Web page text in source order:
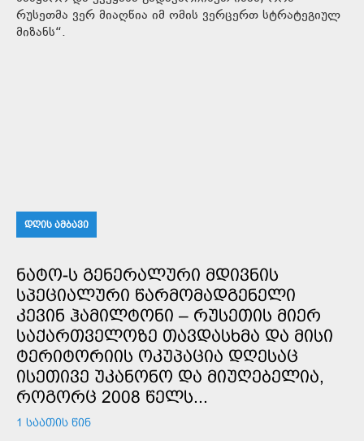
რუსეთმა ვერ მიაღწია იმ ომის ვერცერთ სტრატეგიულ
მიზანს“.
ᲓᲦᲘᲡ ᲐᲛᲑᲐᲕᲘ
ᲜᲐᲢᲝ-Ს ᲒᲔᲜᲔᲠᲐᲚᲣᲠᲘ ᲛᲓᲘᲕᲜᲘᲡ
ᲡᲞᲔᲪᲘᲐᲚᲣᲠᲘ ᲬᲐᲠᲛᲝᲛᲐᲓᲒᲔᲜᲔᲚᲘ
ᲙᲔᲕᲘᲜ ᲰᲐᲛᲘᲚᲢᲝᲜᲘ – ᲠᲣᲡᲔᲗᲘᲡ ᲛᲘᲔᲠ
ᲡᲐᲥᲐᲠᲗᲕᲔᲚᲝᲖᲔ ᲗᲐᲕᲓᲐᲡᲮᲛᲐ ᲓᲐ ᲛᲘᲡᲘ
ᲢᲔᲠᲘᲢᲝᲠᲘᲘᲡ ᲝᲙᲣᲞᲐᲪᲘᲐ ᲓᲦᲔᲡᲐᲪ
ᲘᲡᲔᲗᲘᲕᲔ ᲣᲙᲐᲜᲝᲜᲝ ᲓᲐ ᲛᲘᲣᲦᲔᲑᲔᲚᲘᲐ,
ᲠᲝᲒᲝᲠᲪ 2008 ᲬᲔᲚᲡ...
1 ᲡᲐᲐᲗᲘᲡ ᲬᲘᲜ